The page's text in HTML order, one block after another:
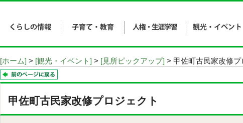
[ホーム] > [観光・イベント] > [見所ピックアップ] > 甲佐町古民家改修プ
甲佐町古民家改修プロジェクト